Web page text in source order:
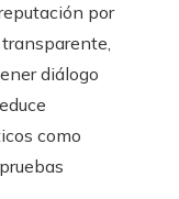
por
diálogo
como